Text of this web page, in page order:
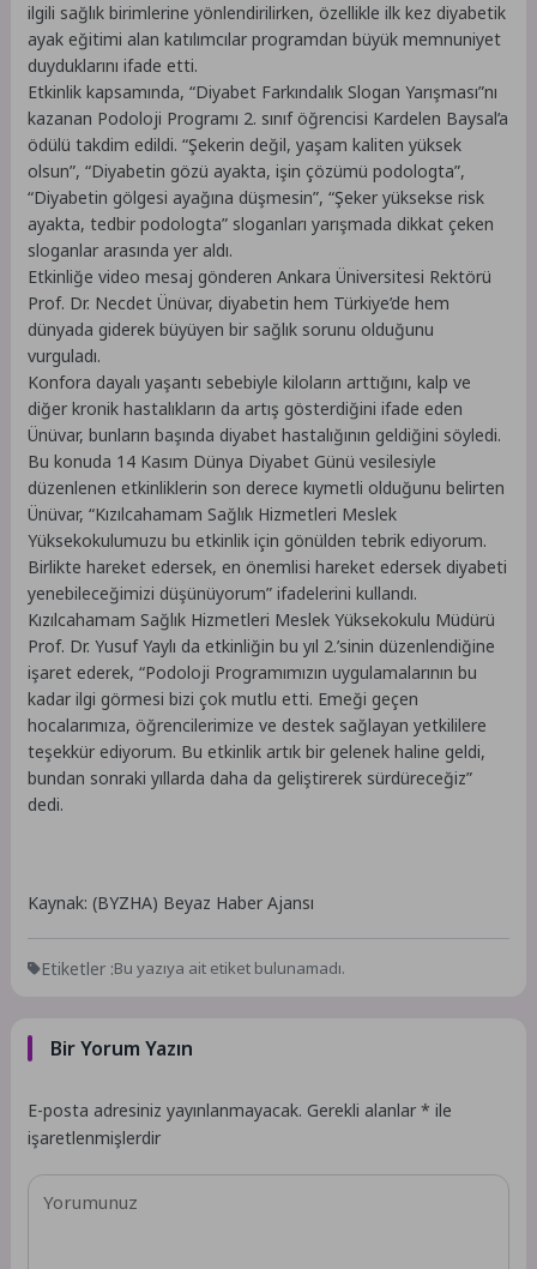
ilgili sağlık birimlerine yönlendirilirken, özellikle ilk kez diyabetik
ayak eğitimi alan katılımcılar programdan büyük memnuniyet
duyduklarını ifade etti.
Etkinlik kapsamında, “Diyabet Farkındalık Slogan Yarışması”nı
kazanan Podoloji Programı 2. sınıf öğrencisi Kardelen Baysal’a
ödülü takdim edildi. “Şekerin değil, yaşam kaliten yüksek
olsun”, “Diyabetin gözü ayakta, işin çözümü podologta”,
“Diyabetin gölgesi ayağına düşmesin”, “Şeker yüksekse risk
ayakta, tedbir podologta” sloganları yarışmada dikkat çeken
sloganlar arasında yer aldı.
Etkinliğe video mesaj gönderen Ankara Üniversitesi Rektörü
Prof. Dr. Necdet Ünüvar, diyabetin hem Türkiye’de hem
dünyada giderek büyüyen bir sağlık sorunu olduğunu
vurguladı.
Konfora dayalı yaşantı sebebiyle kiloların arttığını, kalp ve
diğer kronik hastalıkların da artış gösterdiğini ifade eden
Ünüvar, bunların başında diyabet hastalığının geldiğini söyledi.
Bu konuda 14 Kasım Dünya Diyabet Günü vesilesiyle
düzenlenen etkinliklerin son derece kıymetli olduğunu belirten
Ünüvar, “Kızılcahamam Sağlık Hizmetleri Meslek
Yüksekokulumuzu bu etkinlik için gönülden tebrik ediyorum.
Birlikte hareket edersek, en önemlisi hareket edersek diyabeti
yenebileceğimizi düşünüyorum” ifadelerini kullandı.
Kızılcahamam Sağlık Hizmetleri Meslek Yüksekokulu Müdürü
Prof. Dr. Yusuf Yaylı da etkinliğin bu yıl 2.’sinin düzenlendiğine
işaret ederek, “Podoloji Programımızın uygulamalarının bu
kadar ilgi görmesi bizi çok mutlu etti. Emeği geçen
hocalarımıza, öğrencilerimize ve destek sağlayan yetkililere
teşekkür ediyorum. Bu etkinlik artık bir gelenek haline geldi,
bundan sonraki yıllarda daha da geliştirerek sürdüreceğiz”
dedi.
Kaynak: (BYZHA) Beyaz Haber Ajansı
Etiketler :Bu yazıya ait etiket bulunamadı.
Bir Yorum Yazın
E-posta adresiniz yayınlanmayacak. Gerekli alanlar* ile
işaretlenmişlerdir